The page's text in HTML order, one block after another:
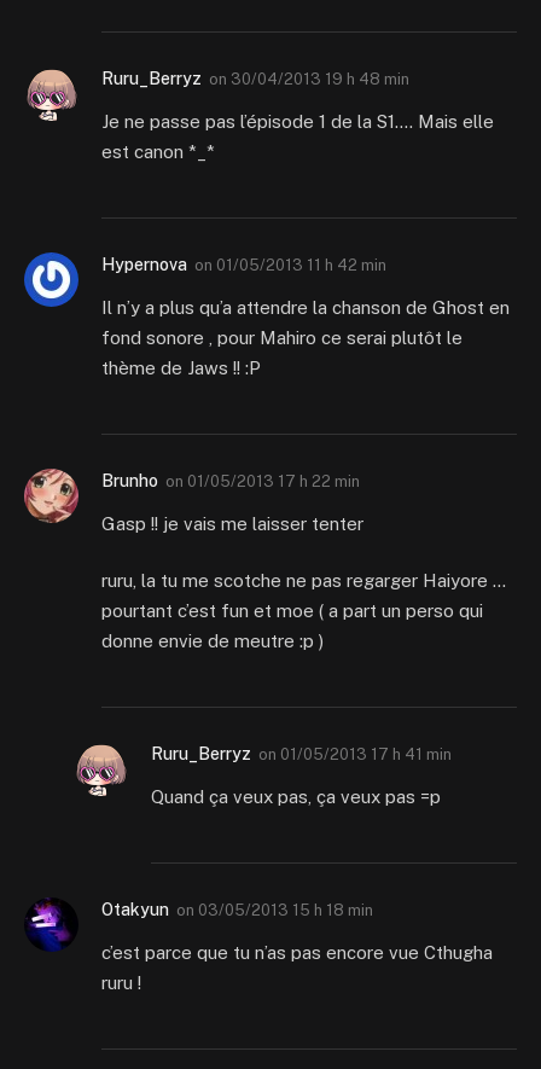
Ruru_Berryz on 30/04/2013 19 h 48 min
Je ne passe pas l’épisode 1 de la S1…. Mais elle
est canon *_*
Hypernova on 01/05/2013 11 h 42 min
Il n’y a plus qu’a attendre la chanson de Ghost en
fond sonore , pour Mahiro ce serai plutôt le
thème de Jaws !! :P
Brunho on 01/05/2013 17 h 22 min
Gasp !! je vais me laisser tenter
ruru, la tu me scotche ne pas regarger Haiyore …
pourtant c’est fun et moe ( a part un perso qui
donne envie de meutre :p )
Ruru_Berryz on 01/05/2013 17 h 41 min
Quand ça veux pas, ça veux pas =p
Otakyun on 03/05/2013 15 h 18 min
c’est parce que tu n’as pas encore vue Cthugha
ruru !